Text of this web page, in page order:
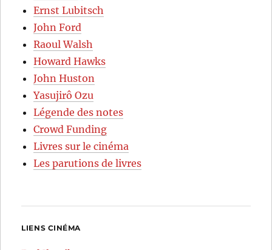
Ernst Lubitsch
John Ford
Raoul Walsh
Howard Hawks
John Huston
Yasujirô Ozu
Légende des notes
Crowd Funding
Livres sur le cinéma
Les parutions de livres
LIENS CINÉMA